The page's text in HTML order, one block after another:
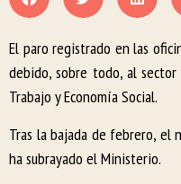
El paro registrado en las
debido, sobre todo, al
Trabajo y Economía Social.
Tras la bajada de febrero, el
ha subrayado el Ministerio.